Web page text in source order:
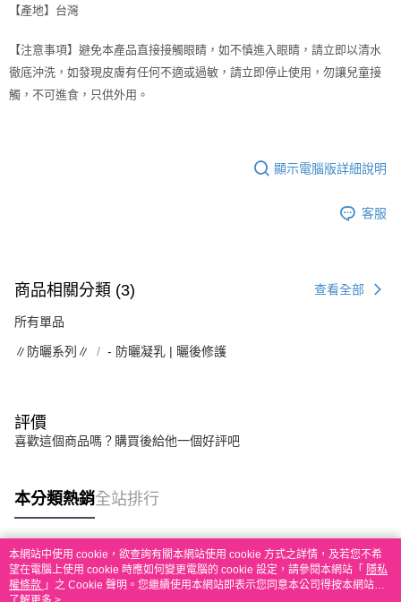
【產地】台灣
【注意事項】避免本產品直接接觸眼睛，如不慎進入眼睛，請立即以清水
徹底沖洗，如發現皮膚有任何不適或過敏，請立即停止使用，勿讓兒童接
觸，不可進食，只供外用。
顯示電腦版詳細說明
客服
商品相關分類 (3) 查看全部
所有單品
∥防曬系列∥ - 防曬凝乳 | 曬後修護
評價
喜歡這個商品嗎？購買後給他一個好評吧
本分類熱銷全站排行
熱門標籤
本網站中使用 cookie，欲查詢有關本網站使用 cookie 方式之詳情，及若您不希
望在電腦上使用 cookie 時應如何變更電腦的 cookie 設定，請參閱本網站「 隱私
權條款 」之 Cookie 聲明。您繼續使用本網站即表示您同意本公司得按本網站使